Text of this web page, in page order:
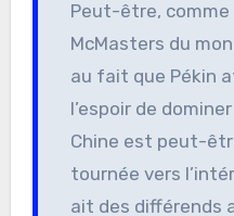
Peut-être,
McMasters du
au fait que Pékin
l’espoir de
Chine est peut-
tournée vers
ait des différends